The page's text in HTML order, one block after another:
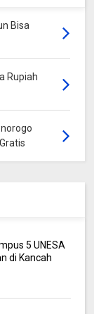
Bisa
Rupiah
5 UNESA
di Kancah